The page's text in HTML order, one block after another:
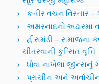
કબીર વચન વિસ્તાર –
અક્ષરનાદનો અઢારમા
હીરામંડી – સમાજના
ચીતરવાની કુત્સિત વૃત્તિ
ધોવા નાખેલા જીન્સનું
પ્રાચીન અને અર્વાચીન